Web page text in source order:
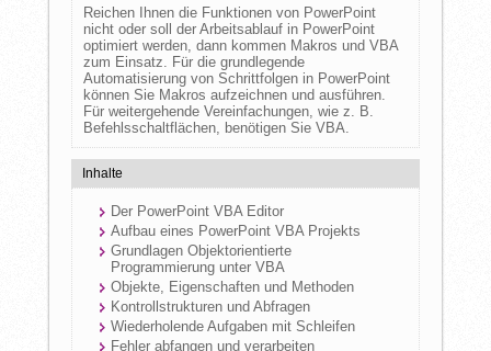
Reichen Ihnen die Funktionen von PowerPoint
nicht oder soll der Arbeitsablauf in PowerPoint
optimiert werden, dann kommen Makros und VBA
zum Einsatz. Für die grundlegende
Automatisierung von Schrittfolgen in PowerPoint
können Sie Makros aufzeichnen und ausführen.
Für weitergehende Vereinfachungen, wie z. B.
Befehlsschaltflächen, benötigen Sie VBA.
Inhalte
Der PowerPoint VBA Editor
Aufbau eines PowerPoint VBA Projekts
Grundlagen Objektorientierte
Programmierung unter VBA
Objekte, Eigenschaften und Methoden
Kontrollstrukturen und Abfragen
Wiederholende Aufgaben mit Schleifen
Fehler abfangen und verarbeiten